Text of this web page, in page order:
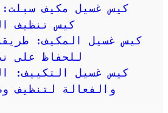
كيس غسيل مكيف سبلت:
كيس تنظيف
كيس غسيل المكيف:
للحفاظ على
كيس غسيل التكييف:
والفعالة لتنظيف